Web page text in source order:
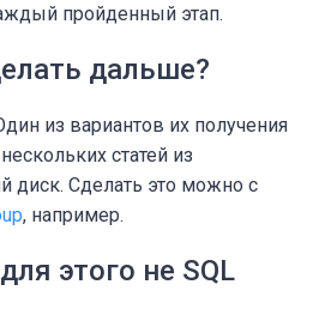
пройденный этап.
дальше?
из вариантов их получения
статей из
диск. Сделать это можно с
, например.
этого не SQL